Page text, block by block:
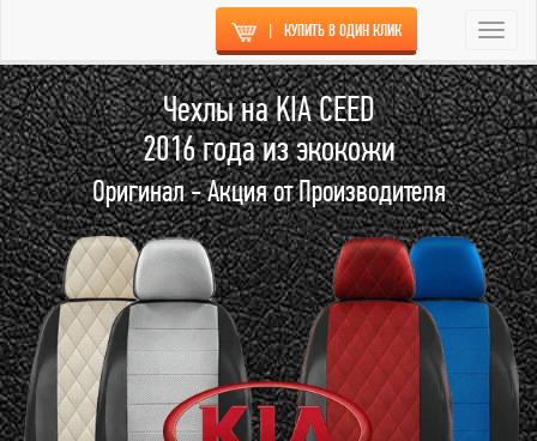
| КУПИТЬ В ОДИН КЛИК
Чехлы на KIA CEED
2016 года из экокожи
Оригинал - Акция от Производителя